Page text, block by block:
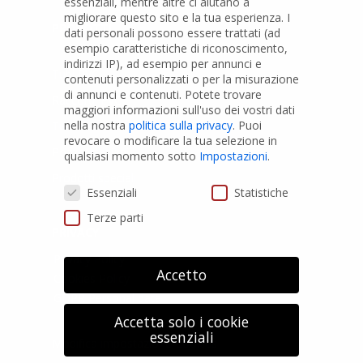
PRODOTTI
Tubi PVC
Raccordi PVC
Tubi e Raccordi in PVC-A
Pozzi Artesiani
Privacy Policy
GDPR Personal data
Modifica impostazione Cookies
migliorare questo sito e la tua esperienza. I
dati personali possono essere trattati (ad
esempio caratteristiche di riconoscimento,
indirizzi IP), ad esempio per annunci e
contenuti personalizzati o per la misurazione
di annunci e contenuti. Potete trovare
maggiori informazioni sull'uso dei vostri dati
nella nostra politica sulla privacy. Puoi
revocare o modificare la tua selezione in
qualsiasi momento sotto Impostazioni.
Preferenze Privacy
Essenziali
Statistiche
Terze parti
Accetto
Accetta solo i cookie
essenziali